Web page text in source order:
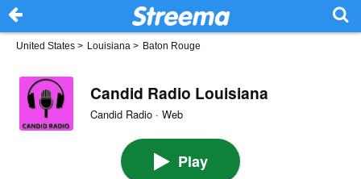
United States > Louisiana > Baton Rouge
Candid Radio Louisiana
Candid Radio · Web
Play